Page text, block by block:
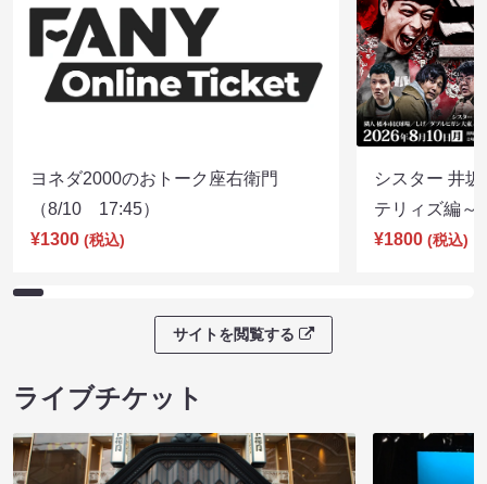
ヨネダ2000のおトーク座右衛門
（8/10 17:45）
¥1300 (税込)
シスター 井
テリィズ編
¥1800 (税込)
サイトを閲覧する
ライブチケット